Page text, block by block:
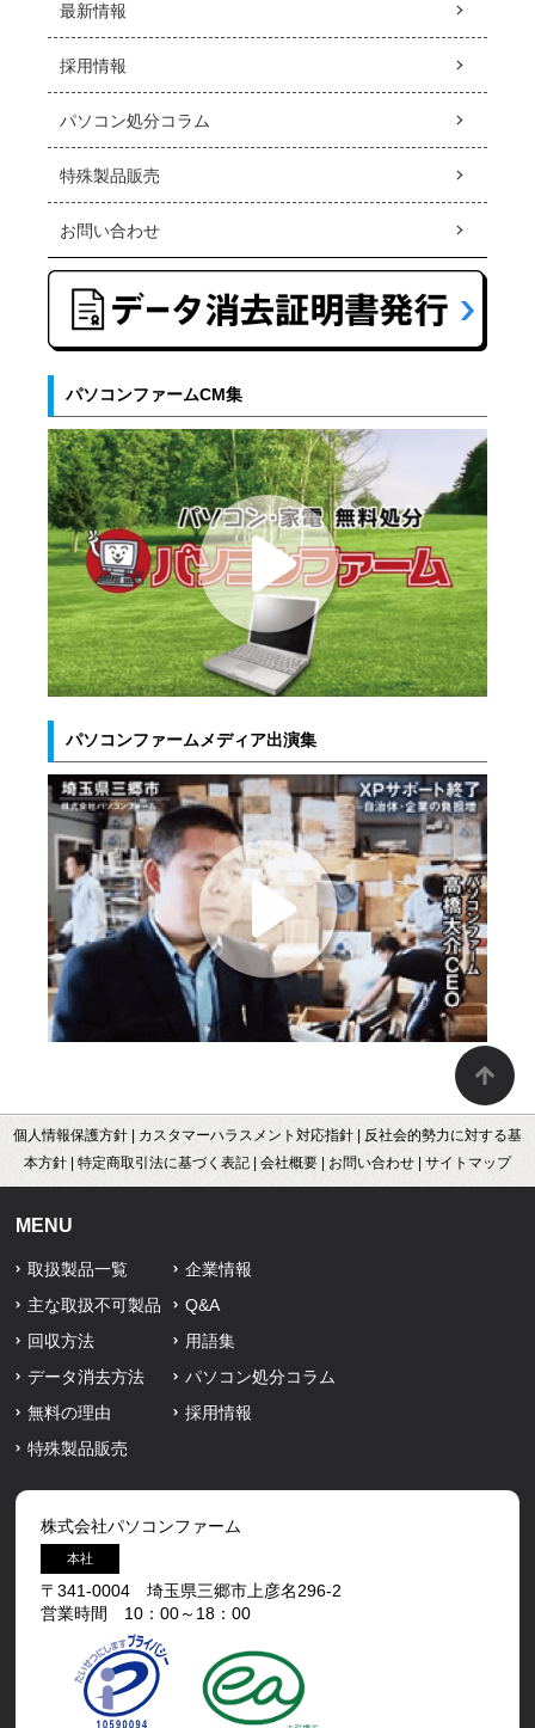
最新情報
採用情報
パソコン処分コラム
特殊製品販売
お問い合わせ
パソコンファームCM集
パソコンファームメディア出演集
個人情報保護方針 カスタマーハラスメント対応指針
反社会的勢力に対する基
本方針
特定商取引法に基づく表記 会社概要 お問い合わせ サイトマップ
MENU
取扱製品一覧
主な取扱不可製品
回収方法
データ消去方法
無料の理由
特殊製品販売
企業情報
Q&A
用語集
パソコン処分コラム
採用情報
株式会社パソコンファーム
本社
〒341-0004 埼玉県三郷市上彦名296-2
営業時間 10：00～18：00